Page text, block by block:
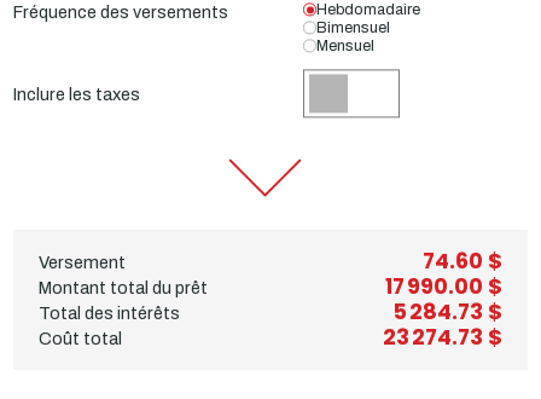
Fréquence des versements
Hebdomadaire
Bimensuel
Mensuel
Inclure les taxes
Versement 74.60 $
Montant total du prêt 17 990.00 $
Total des intérêts 5 284.73 $
Coût total 23 274.73 $